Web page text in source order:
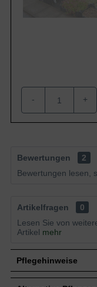
- +
Bewertungen
2
Bewertungen lesen,
Artikelfragen
0
Lesen Sie von
Artikel mehr
Pflegehinweise